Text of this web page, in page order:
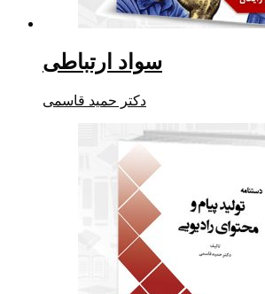
سواد ارتباطی
دکتر حمید قاسمی